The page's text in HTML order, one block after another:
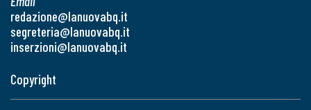
redazione@lanuovabq.it
segreteria@lanuovabq.it
inserzioni@lanuovabq.it
Copyright